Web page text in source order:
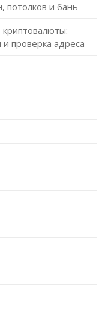
потолков и бань
проверка адреса